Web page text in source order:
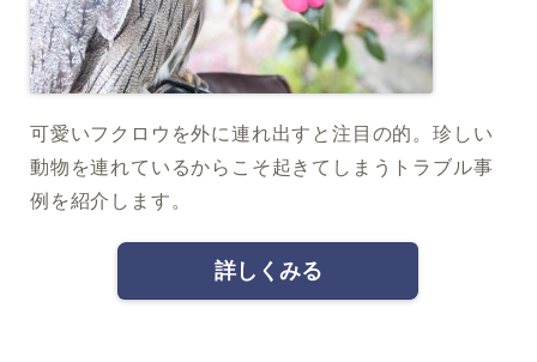
可愛いフクロウを外に連れ出すと注目の的。珍しい
動物を連れているからこそ起きてしまうトラブル事
例を紹介します。
詳しくみる